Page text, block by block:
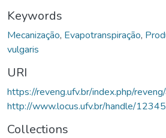
Keywords
Mecanização, Evapotranspiração,
vulgaris
URI
https://reveng.ufv.br/index.php/
http://www.locus.ufv.br/handle/
Collections